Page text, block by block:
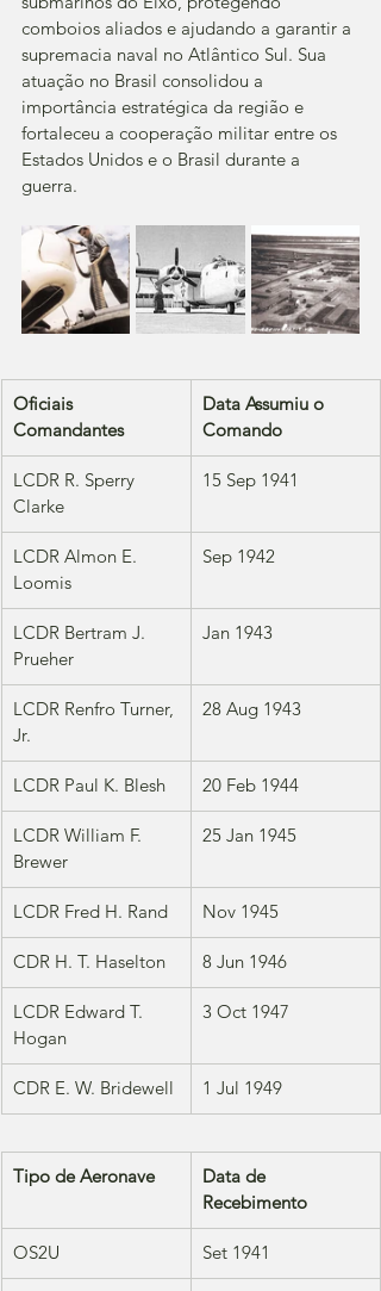
comboios aliados e ajudando a garantir a
supremacia naval no Atlântico Sul. Sua
atuação no Brasil consolidou a
importância estratégica da região e
fortaleceu a cooperação militar entre os
Estados Unidos e o Brasil durante a
guerra.
Oficiais
Comandantes
Data Assumiu o
Comando
LCDR R. Sperry
Clarke
15 Sep 1941
LCDR Almon E.
Loomis
Sep 1942
LCDR Bertram J.
Prueher
Jan 1943
LCDR Renfro Turner,
Jr.
28 Aug 1943
LCDR Paul K. Blesh 20 Feb 1944
LCDR William F.
Brewer
25 Jan 1945
LCDR Fred H. Rand Nov 1945
CDR H. T. Haselton 8 Jun 1946
LCDR Edward T.
Hogan
3 Oct 1947
CDR E. W. Bridewell 1 Jul 1949
Tipo de Aeronave
Data de
Recebimento
OS2U Set 1941